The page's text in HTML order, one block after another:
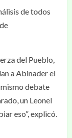
de todos
del Pueblo,
a Abinader el
debate
un Leonel
eso”, explicó.